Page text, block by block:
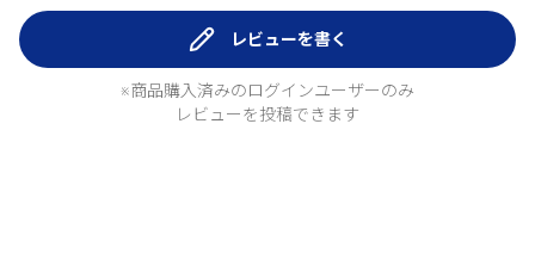
レビューを書く
※商品購入済みのログインユーザーのみ
レビューを投稿できます